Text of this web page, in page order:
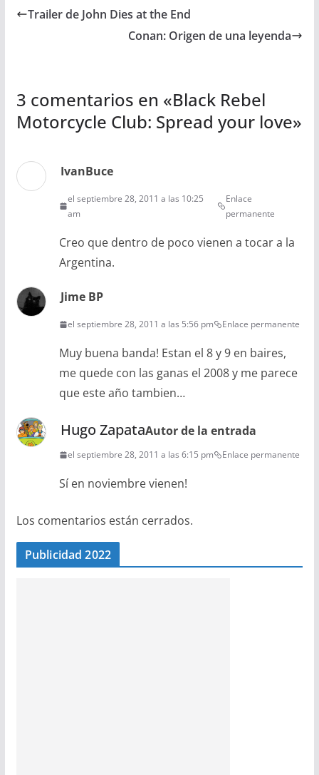
Trailer de John Dies at the End
Conan: Origen de una leyenda
3 comentarios en «Black Rebel
Motorcycle Club: Spread your love»
IvanBuce
el septiembre 28, 2011 a las 10:25
am
Enlace
permanente
Creo que dentro de poco vienen a tocar a la
Argentina.
Jime BP
el septiembre 28, 2011 a las 5:56 pm Enlace permanente
Muy buena banda! Estan el 8 y 9 en baires,
me quede con las ganas el 2008 y me parece
que este año tambien…
Hugo ZapataAutor de la entrada
el septiembre 28, 2011 a las 6:15 pm Enlace permanente
Sí en noviembre vienen!
Los comentarios están cerrados.
Publicidad 2022